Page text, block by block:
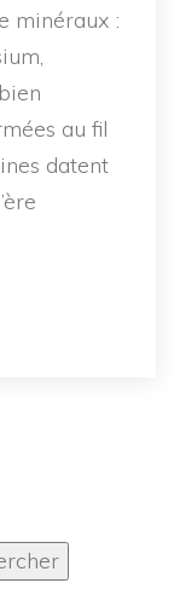
minéraux :
au fil
datent